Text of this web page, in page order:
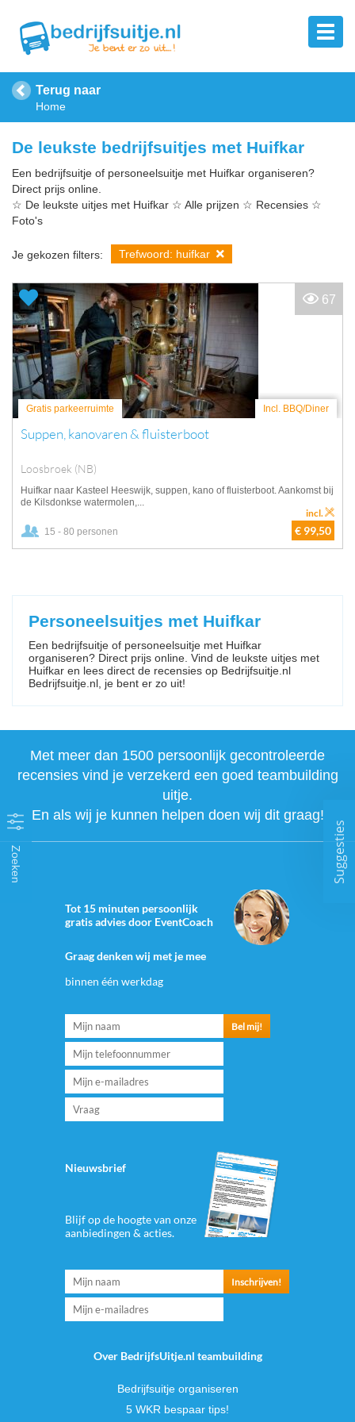
Terug naar
Home
Zoeken
De leukste bedrijfsuitjes met Huifkar
Een bedrijfsuitje of personeelsuitje met Huifkar organiseren?
Direct prijs online.
☆ De leukste uitjes met Huifkar ☆ Alle prijzen ☆ Recensies ☆
Foto's
Je gekozen filters: Trefwoord: huifkar
Gratis parkeerruimte Incl. BBQ/Diner
Suppen, kanovaren & fluisterboot
Loosbroek (NB)
Huifkar naar Kasteel Heeswijk, suppen, kano of fluisterboot. Aankomst bij
de Kilsdonkse watermolen,...
15 - 80 personen € 99,50
incl.
67
Personeelsuitjes met Huifkar
Een bedrijfsuitje of personeelsuitje met Huifkar
organiseren? Direct prijs online. Vind de leukste uitjes met
Huifkar en lees direct de recensies op Bedrijfsuitje.nl
Bedrijfsuitje.nl, je bent er zo uit!
Met meer dan 1500 persoonlijk gecontroleerde
recensies vind je verzekerd een goed teambuilding
uitje.
En als wij je kunnen helpen doen wij dit graag!
Tot 15 minuten persoonlijk
gratis advies door EventCoach
Graag denken wij met je mee
binnen één werkdag
Nieuwsbrief
Blijf op de hoogte van onze
aanbiedingen & acties.
Over BedrijfsUitje.nl teambuilding
Bedrijfsuitje organiseren
5 WKR bespaar tips!
Suggesties